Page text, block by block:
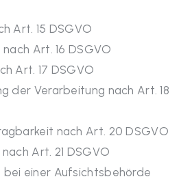
Art. 15 DSGVO
Art. 16 DSGVO
Art. 17 DSGVO
der Verarbeitung nach Art. 18
nach Art. 20 DSGVO
Art. 21 DSGVO
einer Aufsichtsbehörde